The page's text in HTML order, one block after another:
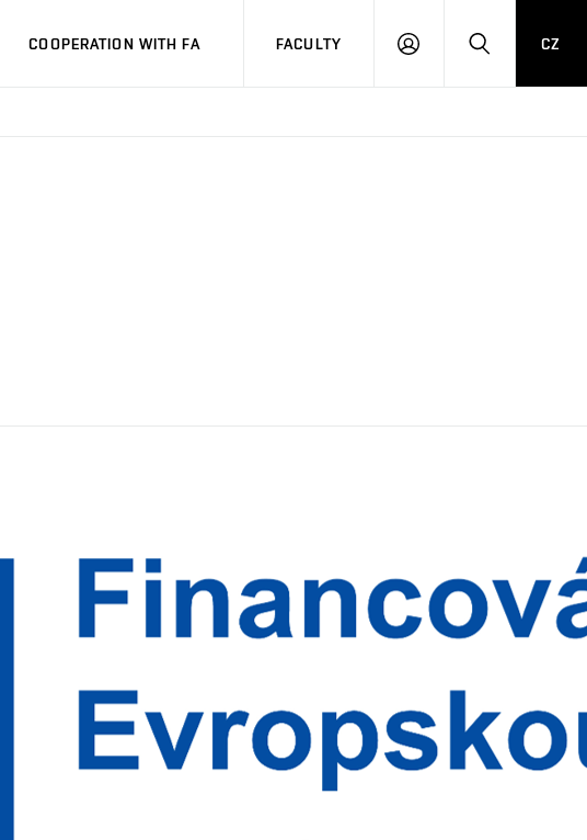
COOPERATION WITH FA FACULTY
LOGIN SEARCH
CZ